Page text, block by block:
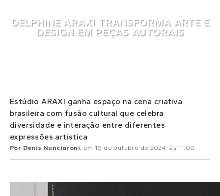
DELPHINE ARAXI TRANSFORMA ARTE E
DESIGN EM PEÇAS AUTORAIS
Estúdio ARAXI ganha espaço na cena criativa
brasileira com fusão cultural que celebra
diversidade e interação entre diferentes
expressões artística
Por Denis Nunciaroni, em 16 de outubro de 2024, às 11:00